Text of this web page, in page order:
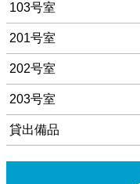
103号室
201号室
202号室
203号室
貸出備品